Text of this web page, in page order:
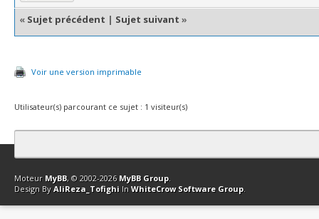
« Sujet précédent | Sujet suivant »
Voir une version imprimable
Utilisateur(s) parcourant ce sujet : 1 visiteur(s)
Contact Club Affiliation Retourner en haut Version bas-débit
Moteur MyBB, © 2002-2026 MyBB Group.
Design By AliReza_Tofighi In WhiteCrow Software Group.